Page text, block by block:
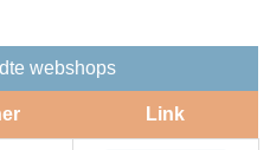
webshops
Link